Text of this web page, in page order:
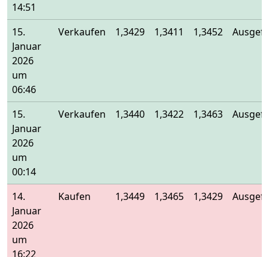
14:51
15.
Januar
2026
um
06:46
Verkaufen 1,3429 1,3411 1,3452
15.
Januar
2026
um
00:14
Verkaufen 1,3440 1,3422 1,3463
14.
Januar
2026
um
16:22
Kaufen 1,3449 1,3465 1,3429